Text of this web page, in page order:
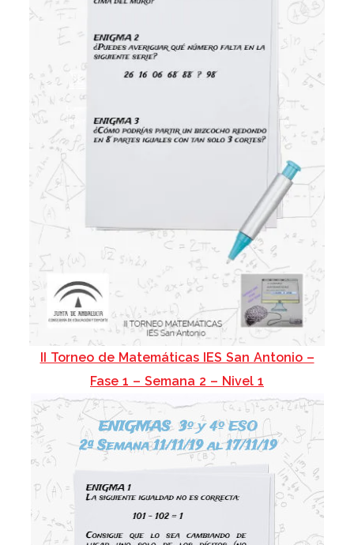
II Torneo de Matemáticas IES San Antonio –
Fase 1 – Semana 2 – Nivel 1